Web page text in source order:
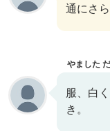
通にさ
やました
服、白
き。